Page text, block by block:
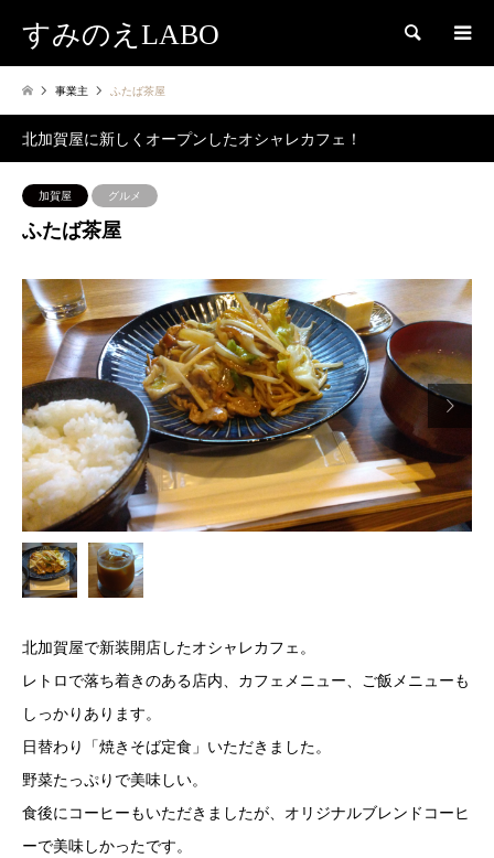
すみのえLABO 検索
事業主 ふたば茶屋
北加賀屋に新しくオープンしたオシャレカフェ！
加賀屋 グルメ
ふたば茶屋

北加賀屋で新装開店したオシャレカフェ。
レトロで落ち着きのある店内、カフェメニュー、ご飯メニューも
しっかりあります。
日替わり「焼きそば定食」いただきました。
野菜たっぷりで美味しい。
食後にコーヒーもいただきましたが、オリジナルブレンドコーヒ
ーで美味しかったです。